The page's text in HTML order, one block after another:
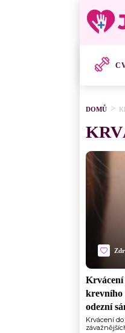
DOMŮ
Krvácení
krevního
odezní
Krvácení